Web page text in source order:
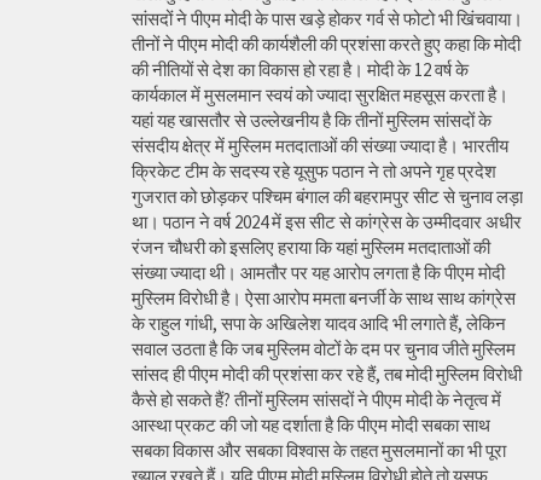
सांसदों ने पीएम मोदी के पास खड़े होकर गर्व से फोटो भी खिंचवाया।
तीनों ने पीएम मोदी की कार्यशैली की प्रशंसा करते हुए कहा कि मोदी
की नीतियों से देश का विकास हो रहा है। मोदी के 12 वर्ष के
कार्यकाल में मुसलमान स्वयं को ज्यादा सुरक्षित महसूस करता है।
यहां यह खासतौर से उल्लेखनीय है कि तीनों मुस्लिम सांसदों के
संसदीय क्षेत्र में मुस्लिम मतदाताओं की संख्या ज्यादा है। भारतीय
क्रिकेट टीम के सदस्य रहे यूसुफ पठान ने तो अपने गृह प्रदेश
गुजरात को छोड़कर पश्चिम बंगाल की बहरामपुर सीट से चुनाव लड़ा
था। पठान ने वर्ष 2024 में इस सीट से कांग्रेस के उम्मीदवार अधीर
रंजन चौधरी को इसलिए हराया कि यहां मुस्लिम मतदाताओं की
संख्या ज्यादा थी। आमतौर पर यह आरोप लगता है कि पीएम मोदी
मुस्लिम विरोधी है। ऐसा आरोप ममता बनर्जी के साथ साथ कांग्रेस
के राहुल गांधी, सपा के अखिलेश यादव आदि भी लगाते हैं, लेकिन
सवाल उठता है कि जब मुस्लिम वोटों के दम पर चुनाव जीते मुस्लिम
सांसद ही पीएम मोदी की प्रशंसा कर रहे हैं, तब मोदी मुस्लिम विरोधी
कैसे हो सकते हैं? तीनों मुस्लिम सांसदों ने पीएम मोदी के नेतृत्व में
आस्था प्रकट की जो यह दर्शाता है कि पीएम मोदी सबका साथ
सबका विकास और सबका विश्वास के तहत मुसलमानों का भी पूरा